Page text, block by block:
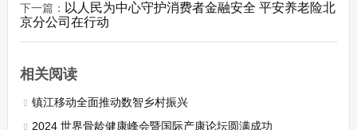
下一篇： 以人民为中心守护消费者金融安全 平安养老险北
京分公司在行动
相关阅读
镇江移动全面推动数智乡村振兴
2024 世界骨龄健康峰会暨国际产康论坛圆满成功